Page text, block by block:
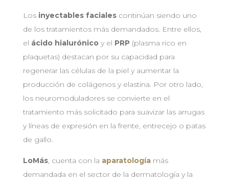
Los inyectables facialescontinúan siendo uno
de los tratamientos más demandados. Entre ellos,
el ácido hialurónico y el PRP(plasma rico en
plaquetas) destacan por su capacidad para
regenerar las células de la piel y aumentar la
producción de colágenos y elastina. Por otro lado,
los neuromoduladores se convierte en el
tratamiento más solicitado para suavizar las arrugas
y líneas de expresión en la frente, entrecejo o patas
de gallo.
LoMás, cuenta con la aparatologíamás
demandada en el sector de la dermatología y la